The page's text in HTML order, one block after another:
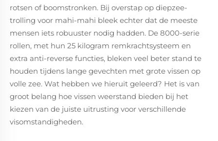
rotsen of boomstronken. Bij overstap op diepzee-
trolling voor mahi-mahi bleek echter dat de meeste
mensen iets robuuster nodig hadden. De 8000-serie
rollen, met hun 25 kilogram remkrachtsysteem en
extra anti-reverse functies, bleken veel beter stand te
houden tijdens lange gevechten met grote vissen op
volle zee. Wat hebben we hieruit geleerd? Het is van
groot belang hoe vissen weerstand bieden bij het
kiezen van de juiste uitrusting voor verschillende
visomstandigheden.